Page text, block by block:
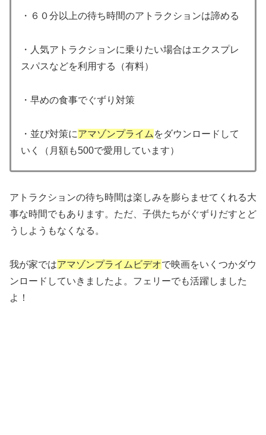
・６０分以上の待ち時間のアトラクションは諦める
・人気アトラクションに乗りたい場合はエクスプレ
スパスなどを利用する（有料）
・早めの食事でぐずり対策
・並び対策にアマゾンプライム をダウンロードして
いく（月額も500で愛用しています）
アトラクションの待ち時間は楽しみを膨らませてくれる大
事な時間でもあります。ただ、子供たちがぐずりだすとど
うしようもなくなる。
我が家ではアマゾンプライムビデオで映画をいくつかダウ
ンロードしていきましたよ。フェリーでも活躍しました
よ！